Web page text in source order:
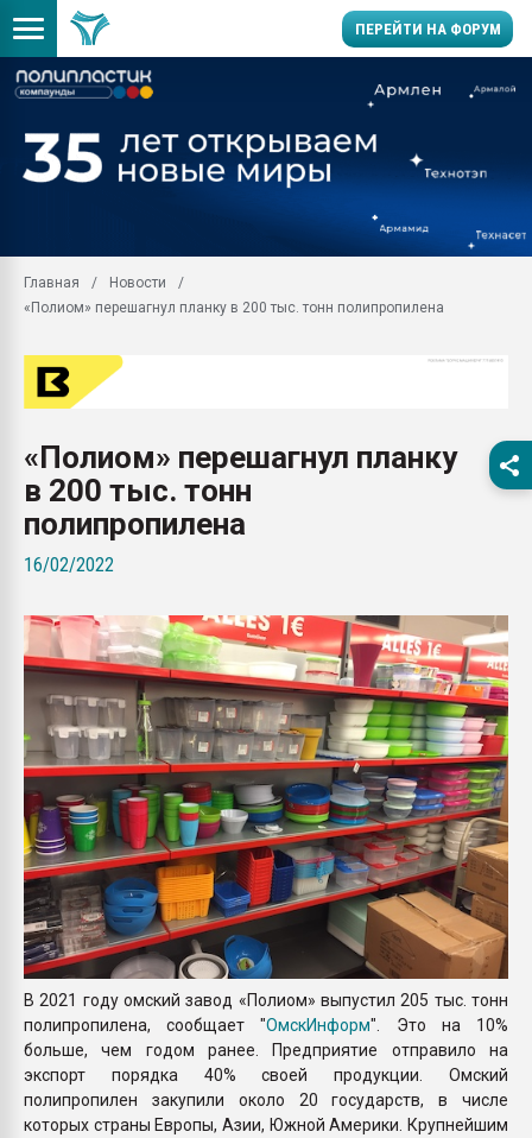
ПЕРЕЙТИ НА ФОРУМ
Вакуум-формовочные
28.07.2026
Материал поверхности
вакуумного
ПЕРЕЙТИ НА
Главная
Новости
«Полиом» перешагнул планку в 200 тыс. тонн полипропилена
«Полиом» перешагнул планку
в 200 тыс. тонн
полипропилена
16/02/2022
В 2021 году омский завод «Полиом» выпустил 205 тыс. тонн
полипропилена, сообщает "ОмскИнформ". Это на 10%
больше, чем годом ранее. Предприятие отправило на
экспорт порядка 40% своей продукции. Омский
полипропилен закупили около 20 государств, в числе
которых страны Европы, Азии, Южной Америки. Крупнейшим